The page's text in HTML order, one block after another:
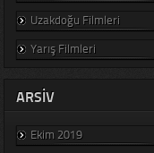
Uzakdoğu Filmleri
Yarış Filmleri
ARSIV
Ekim 2019